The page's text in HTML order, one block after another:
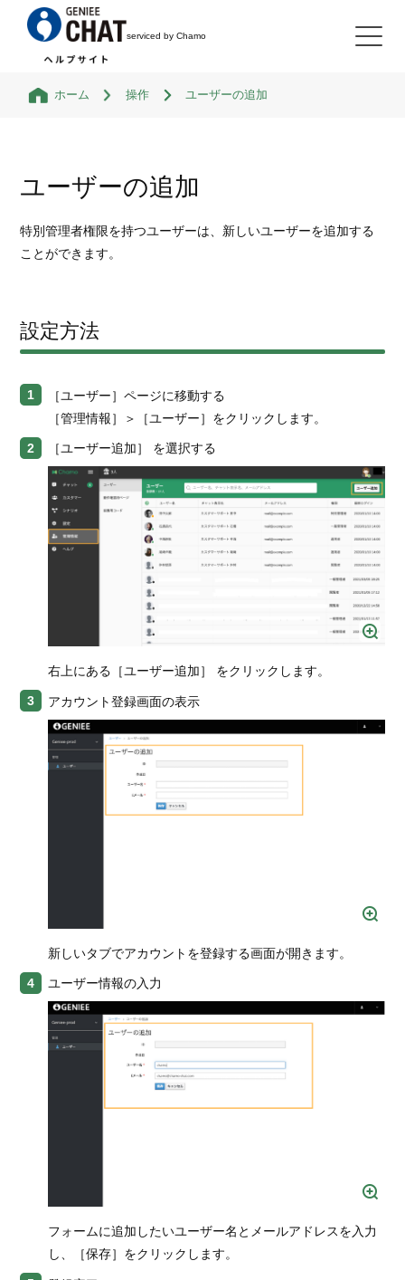
serviced by Chamo
操作
「Chamo」をより便利に
よくある質問
ホーム 操作 ユーザーの追加
ユーザーの追加
特別管理者権限を持つユーザーは、新しいユーザーを追加する
ことができます。
設定方法
［ユーザー］ページに移動する
［管理情報］＞［ユーザー］をクリックします。
［ユーザー追加］ を選択する
右上にある［ユーザー追加］ をクリックします。
アカウント登録画面の表示
新しいタブでアカウントを登録する画面が開きます。
ユーザー情報の入力
フォームに追加したいユーザー名とメールアドレスを入力
し、［保存］をクリックします。